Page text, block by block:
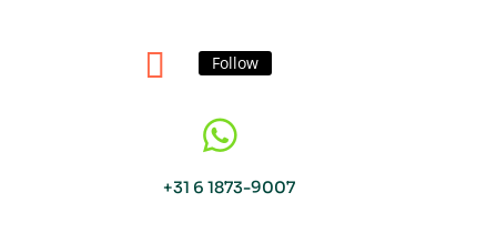
Follow

+31 6 1873-9007